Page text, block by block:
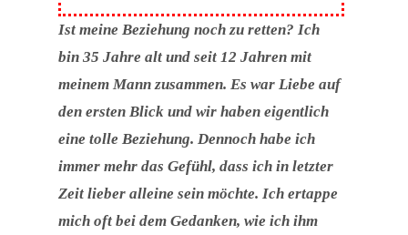
Ist meine Beziehung noch zu retten? Ich
bin 35 Jahre alt und seit 12 Jahren mit
meinem Mann zusammen. Es war Liebe auf
den ersten Blick und wir haben eigentlich
eine tolle Beziehung. Dennoch habe ich
immer mehr das Gefühl, dass ich in letzter
Zeit lieber alleine sein möchte. Ich ertappe
mich oft bei dem Gedanken, wie ich ihm